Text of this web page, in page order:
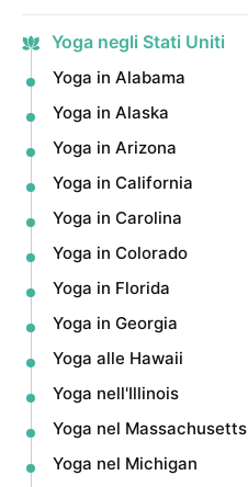
Yoga negli Stati Uniti
Yoga in Alabama
Yoga in Alaska
Yoga in Arizona
Yoga in California
Yoga in Carolina
Yoga in Colorado
Yoga in Florida
Yoga in Georgia
Yoga alle Hawaii
Yoga nell'Illinois
Yoga nel Massachusetts
Yoga nel Michigan